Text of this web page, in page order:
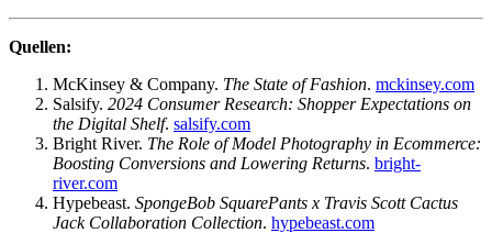
Quellen:
McKinsey & Company. The State of Fashion. mckinsey.com
Salsify. 2024 Consumer Research: Shopper Expectations on
the Digital Shelf. salsify.com
Bright River. The Role of Model Photography in Ecommerce:
Boosting Conversions and Lowering Returns. bright-
river.com
Hypebeast. SpongeBob SquarePants x Travis Scott Cactus
Jack Collaboration Collection. hypebeast.com